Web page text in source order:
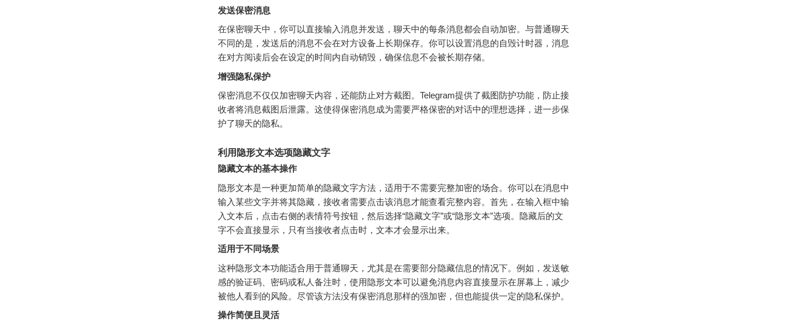
发送保密消息
在保密聊天中，你可以直接输入消息并发送，聊天中的每条消息都会自动加密。与普通聊天
不同的是，发送后的消息不会在对方设备上长期保存。你可以设置消息的自毁计时器，消息
在对方阅读后会在设定的时间内自动销毁，确保信息不会被长期存储。
增强隐私保护
保密消息不仅仅加密聊天内容，还能防止对方截图。Telegram提供了截图防护功能，防止接
收者将消息截图后泄露。这使得保密消息成为需要严格保密的对话中的理想选择，进一步保
护了聊天的隐私。
利用隐形文本选项隐藏文字
隐藏文本的基本操作
隐形文本是一种更加简单的隐藏文字方法，适用于不需要完整加密的场合。你可以在消息中
输入某些文字并将其隐藏，接收者需要点击该消息才能查看完整内容。首先，在输入框中输
入文本后，点击右侧的表情符号按钮，然后选择“隐藏文字”或“隐形文本”选项。隐藏后的文
字不会直接显示，只有当接收者点击时，文本才会显示出来。
适用于不同场景
这种隐形文本功能适合用于普通聊天，尤其是在需要部分隐藏信息的情况下。例如，发送敏
感的验证码、密码或私人备注时，使用隐形文本可以避免消息内容直接显示在屏幕上，减少
被他人看到的风险。尽管该方法没有保密消息那样的强加密，但也能提供一定的隐私保护。
操作简便且灵活